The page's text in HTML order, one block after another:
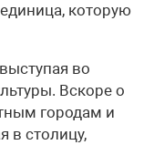
которую
во
Вскоре о
городам и
в столицу,